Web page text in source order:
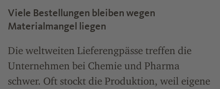
Viele Bestellungen bleiben wegen
Materialmangel liegen
Die weltweiten Lieferengpässe treffen die
Unternehmen bei Chemie und Pharma
schwer. Oft stockt die Produktion, weil eigene